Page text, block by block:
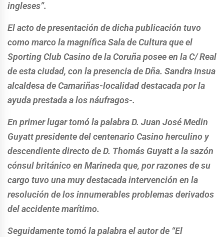
ingleses”.
El acto de presentación de dicha publicación tuvo
como marco la magnífica Sala de Cultura que el
Sporting Club Casino de la Coruña posee en la C/ Real
de esta ciudad, con la presencia de Dña. Sandra Insua
alcaldesa de Camariñas-localidad destacada por la
ayuda prestada a los náufragos-.
En primer lugar tomó la palabra D. Juan José Medin
Guyatt presidente del centenario Casino herculino y
descendiente directo de D. Thomás Guyatt a la sazón
cónsul británico en Marineda que, por razones de su
cargo tuvo una muy destacada intervención en la
resolución de los innumerables problemas derivados
del accidente marítimo.
Seguidamente tomó la palabra el autor de “El